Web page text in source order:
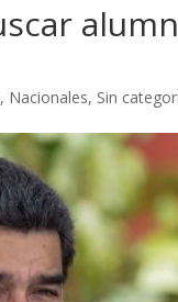
, Nacionales, Sin